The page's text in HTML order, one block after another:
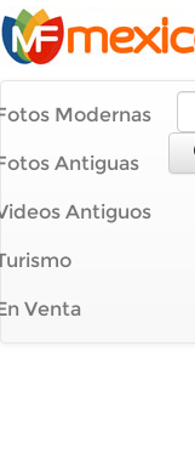
Modernas
Antiguas
Antiguos
Venta